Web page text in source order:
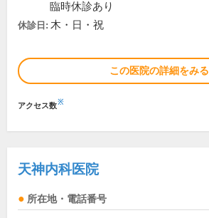
臨時休診あり
休診日: 木・日・祝
この医院の詳細をみる
アクセス数※
天神内科医院
所在地・電話番号